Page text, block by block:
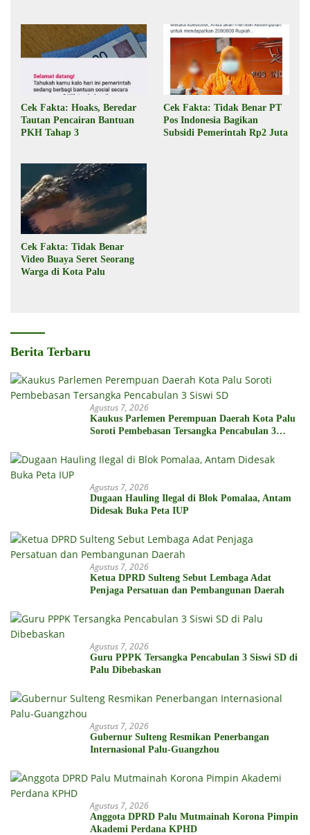
Cek Fakta: Hoaks, Beredar
Tautan Pencairan Bantuan
PKH Tahap 3
Cek Fakta: Tidak Benar PT
Pos Indonesia Bagikan
Subsidi Pemerintah Rp2 Juta
Cek Fakta: Tidak Benar
Video Buaya Seret Seorang
Warga di Kota Palu
Berita Terbaru
Agustus 7, 2026
Kaukus Parlemen Perempuan Daerah Kota Palu
Soroti Pembebasan Tersangka Pencabulan 3
Agustus 7, 2026
Dugaan Hauling Ilegal di Blok Pomalaa, Antam
Didesak Buka Peta IUP
Agustus 7, 2026
Ketua DPRD Sulteng Sebut Lembaga Adat
Penjaga Persatuan dan Pembangunan Daerah
Agustus 7, 2026
Guru PPPK Tersangka Pencabulan 3 Siswi SD di
Palu Dibebaskan
Agustus 7, 2026
Gubernur Sulteng Resmikan Penerbangan
Internasional Palu-Guangzhou
Agustus 7, 2026
Anggota DPRD Palu Mutmainah Korona Pimpin
Akademi Perdana KPHD